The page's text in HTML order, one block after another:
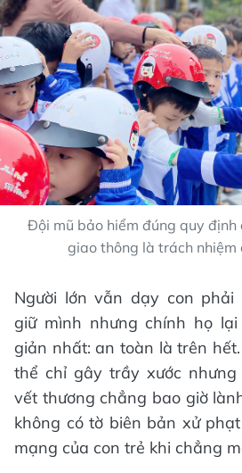
Đội mũ bảo hiểm đúng quy định
giao thông là trách nhiệm
Người lớn vẫn dạy con phải
giữ mình nhưng chính họ
giản nhất: an toàn là trên
thể chỉ gây trầy xước
vết thương chẳng bao giờ
không có tờ biên bản xử
mạng của con trẻ khi chẳng